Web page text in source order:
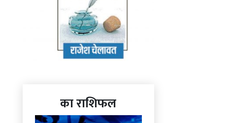
का राशिफल